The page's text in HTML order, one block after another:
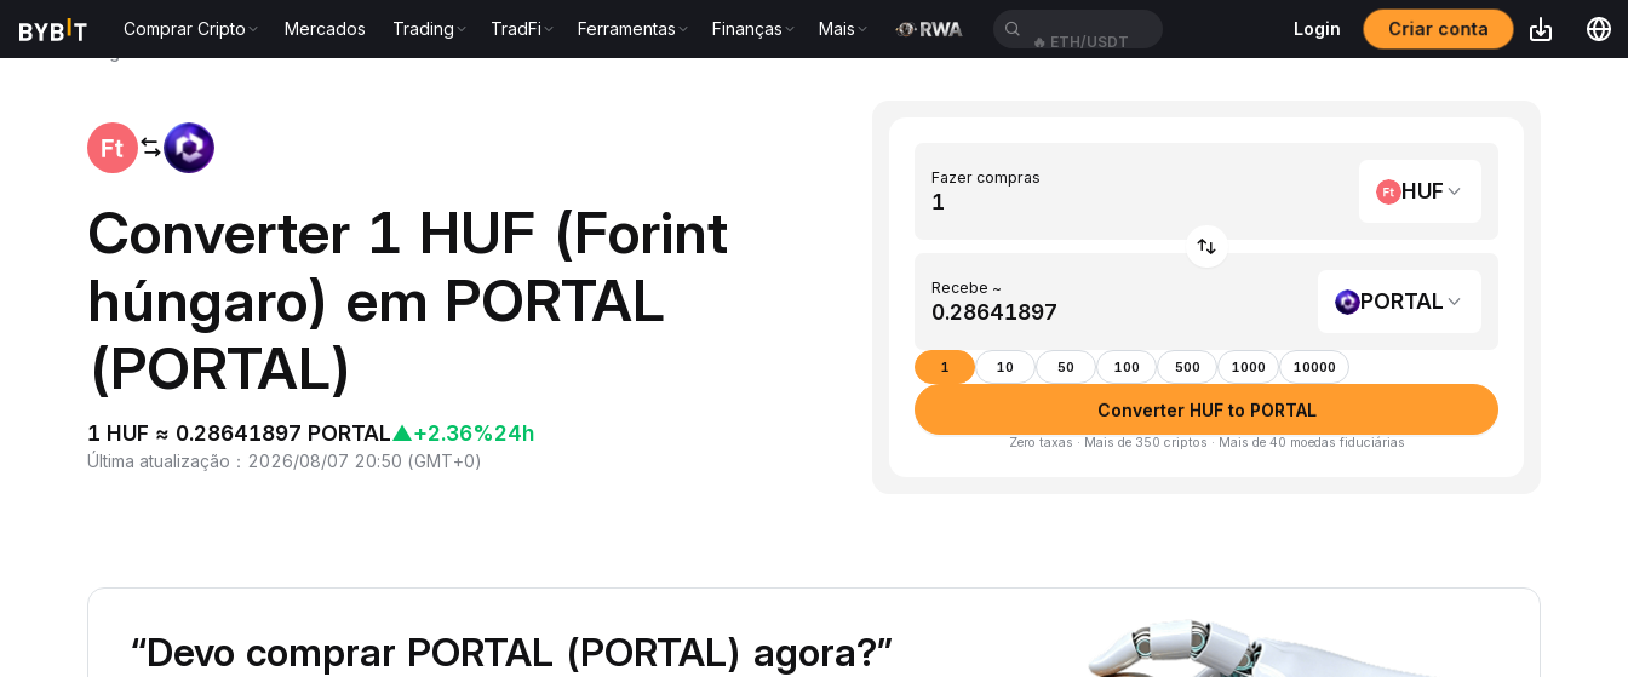
Comprar Cripto Mercados Trading TradFi Ferramentas Finanças Mais Login Criar conta
Converter 1 HUF (Forint
húngaro) em PORTAL
(PORTAL)
1 HUF ≈ 0.28641897 PORTAL▲+2.36%24h
Última atualização ： 2026/08/07 20:50 (GMT+0)
Fazer compras
HUF
Recebe ~
PORTAL
1 10 50 100 500 1000 10000
Converter HUF to PORTAL
Zero taxas · Mais de 350 criptos · Mais de 40 moedas fiduciárias
“Devo comprar PORTAL (PORTAL) agora?”